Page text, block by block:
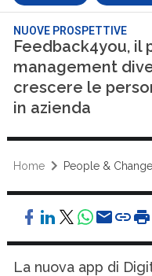
NUOVE PROSPETTIVE
Feedback4you, il
management
crescere le
in azienda
Home People & Change
La nuova app di